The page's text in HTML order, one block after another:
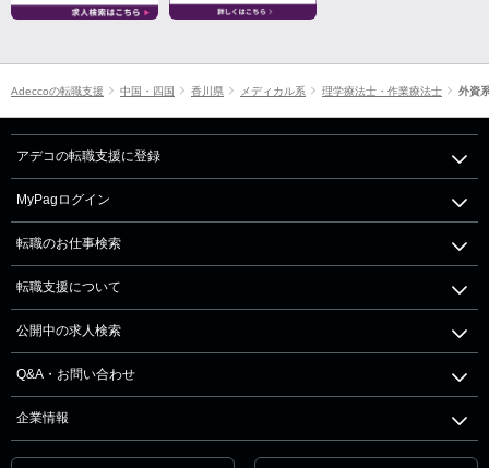
Adeccoの転職支援 中国・四国 香川県 メディカル系 理学療法士・作業療法士 外資
アデコの転職支援に登録
MyPagログイン
転職のお仕事検索
転職支援について
公開中の求人検索
Q&A・お問い合わせ
企業情報